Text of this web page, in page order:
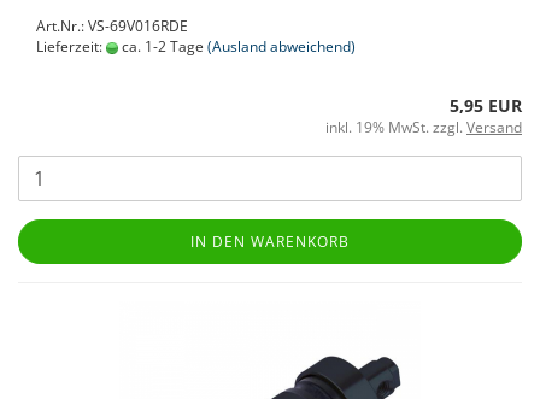
Art.Nr.: VS-69V016RDE
Lieferzeit:
ca. 1-2 Tage (Ausland abweichend)
5,95 EUR
inkl. 19% MwSt. zzgl. Versand
IN DEN WARENKORB